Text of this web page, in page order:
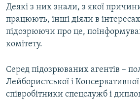
Деякі з них знали, з якої
працюють, інші діяли в інтересах
підозрюючи про це,
комітету.
Серед підозрюваних агентів –
Лейбористської і
співробітники спецслужб і